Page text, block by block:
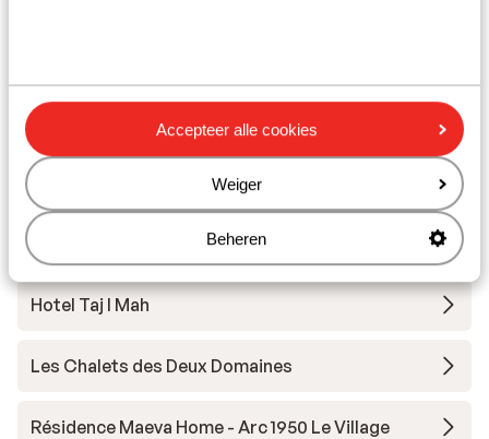
Accepteer alle cookies
Weiger
Beheren
Skilessen
Andere accommodaties in Les
Arcs/Peisey-Vallandry
Hotel Taj I Mah
Les Chalets des Deux Domaines
Résidence Maeva Home - Arc 1950 Le Village